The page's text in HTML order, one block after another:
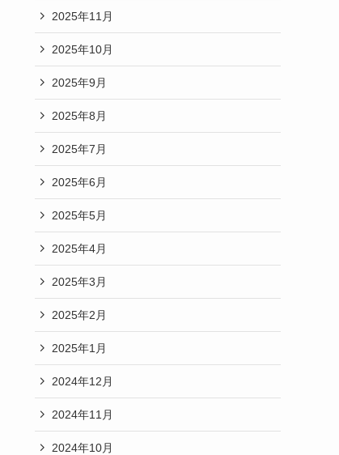
2025年11月
2025年10月
2025年9月
2025年8月
2025年7月
2025年6月
2025年5月
2025年4月
2025年3月
2025年2月
2025年1月
2024年12月
2024年11月
2024年10月